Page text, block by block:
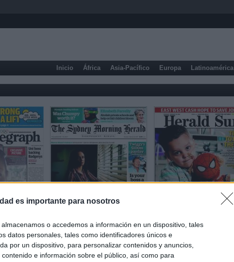
es importante para nosotros
o accedemos a información en un dispositivo, tales
datos personales, tales como identificadores únicos e
por un dispositivo, para personalizar contenidos y anuncios,
e información sobre el público, así como para
Inicio África Asia-Pacífico Europa Latinoamérica